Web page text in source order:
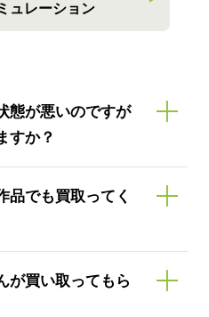
ュレーション
態が悪いのですが
すか？
品でも買取ってく
が買い取ってもら